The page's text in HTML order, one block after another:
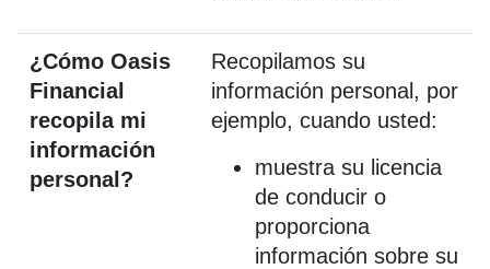
¿Cómo Oasis
Financial
recopila mi
información
personal?
Recopilamos su
información personal, por
ejemplo, cuando usted:
muestra su licencia
de conducir o
proporciona
información sobre su